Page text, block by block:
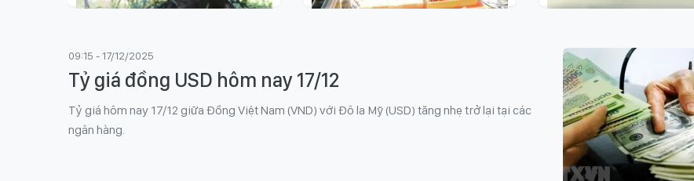
Điểm tin kinh tế Việt Nam nổi
bật ngày 7/8/2026
SJC giảm nhẹ
Tỷ giá hôm nay 7/8
09:15 - 17/12/2025
Tỷ giá đồng USD hôm nay 17/12
Tỷ giá hôm nay 17/12 giữa Đồng Việt Nam (VND) với Đô la Mỹ (USD) tăng nhẹ trở lại tại các
ngân hàng.